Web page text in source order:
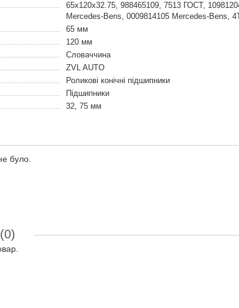
65x120x32.75, 988465109, 7513 ГОСТ,
Mercedes-Bens, 0009814105 Mercedes-Bens,
65 мм
120 мм
Словаччина
ZVL AUTO
Роликові конічні підшипники
Підшипники
32, 75 мм
було.
(0)